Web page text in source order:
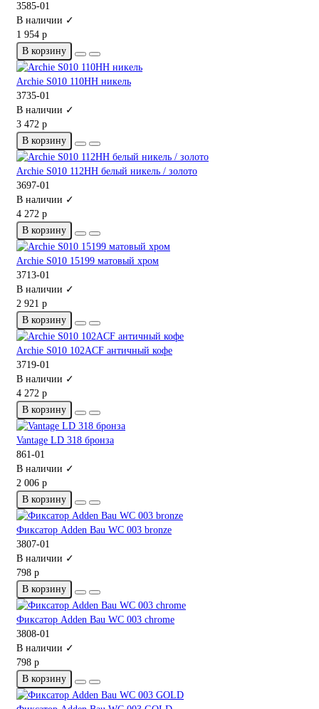
3585-01
В наличии ✓
1 954 р
В корзину
Archie S010 110HH никель
3735-01
В наличии ✓
3 472 р
В корзину
Archie S010 112HH белый никель / золото
3697-01
В наличии ✓
4 272 р
В корзину
Archie S010 15199 матовый хром
3713-01
В наличии ✓
2 921 р
В корзину
Archie S010 102ACF античный кофе
3719-01
В наличии ✓
4 272 р
В корзину
Vantage LD 318 бронза
861-01
В наличии ✓
2 006 р
В корзину
Фиксатор Adden Bau WC 003 bronze
3807-01
В наличии ✓
798 р
В корзину
Фиксатор Adden Bau WC 003 chrome
3808-01
В наличии ✓
798 р
В корзину